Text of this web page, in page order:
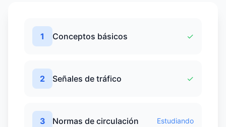
1 Conceptos básicos ✓
2 Señales de tráfico ✓
3 Normas de circulación Estudiando